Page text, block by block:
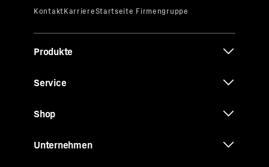
Produkte
Service
Shop
Unternehmen